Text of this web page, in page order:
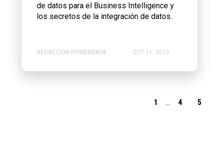
de datos para el Business Intelligence y
los secretos de la integración de datos.
REDACCIÓN POWERDATA OCT 11, 2013
1 ... 4 5